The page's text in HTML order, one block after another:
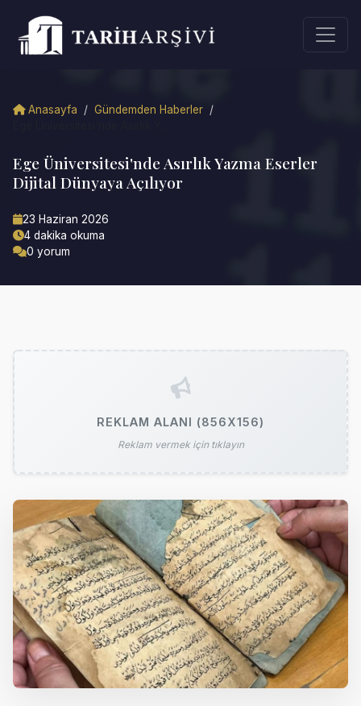
Anasayfa / Gündemden Haberler /
Ege Üniversitesi'nde Asırlık Yazma Eserler
Dijital Dünyaya Açılıyor
23 Haziran 2026
4 dakika okuma
0 yorum
REKLAM ALANI (856X156)
Reklam vermek için tıklayın